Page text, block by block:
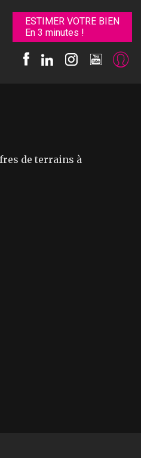
ESTIMER VOTRE BIEN
En 3 minutes !
de terrains à